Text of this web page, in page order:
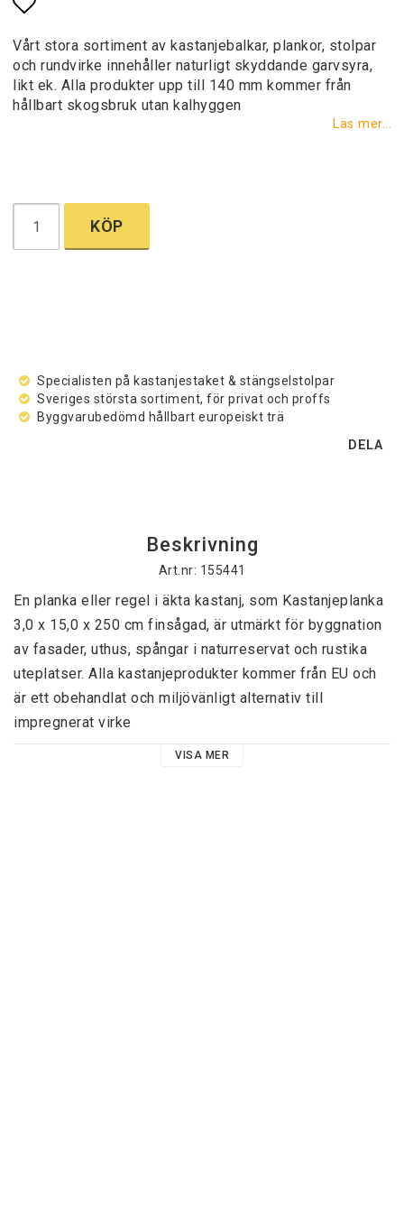
Lägg till i favoritlistan
Vårt stora sortiment av kastanjebalkar, plankor, stolpar
och rundvirke innehåller naturligt skyddande garvsyra,
likt ek. Alla produkter upp till 140 mm kommer från
hållbart skogsbruk utan kalhyggen
Läs mer...
KÖP
Specialisten på kastanjestaket & stängselstolpar
Sveriges största sortiment, för privat och proffs
Byggvarubedömd hållbart europeiskt trä
DELA
Beskrivning
Art.nr: 155441
En planka eller regel i äkta kastanj, som Kastanjeplanka
3,0 x 15,0 x 250 cm finsågad, är utmärkt för byggnation
av fasader, uthus, spångar i naturreservat och rustika
uteplatser. Alla kastanjeprodukter kommer från EU och
är ett obehandlat och miljövänligt alternativ till
impregnerat virke
VISA MER